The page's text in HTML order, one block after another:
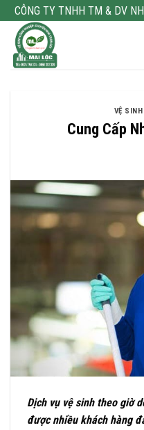
qua
dung
CÔNG TY TNHH TM & DV
VỆ
Cung Cấp
Dịch vụ vệ sinh theo giờ
được nhiều khách hàng